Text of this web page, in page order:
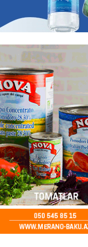
klubuna keçən
oynamaq istəyir
- 16:15
qadın qətlə yetirildi
oğludur
- 16:00
37,6 milyon,
– Azərbaycanlıların
- 15:45
yeni səfirimiz